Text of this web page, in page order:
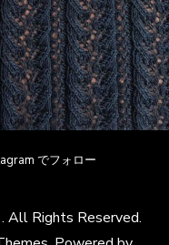
でフォロー
. All Rights Reserved.